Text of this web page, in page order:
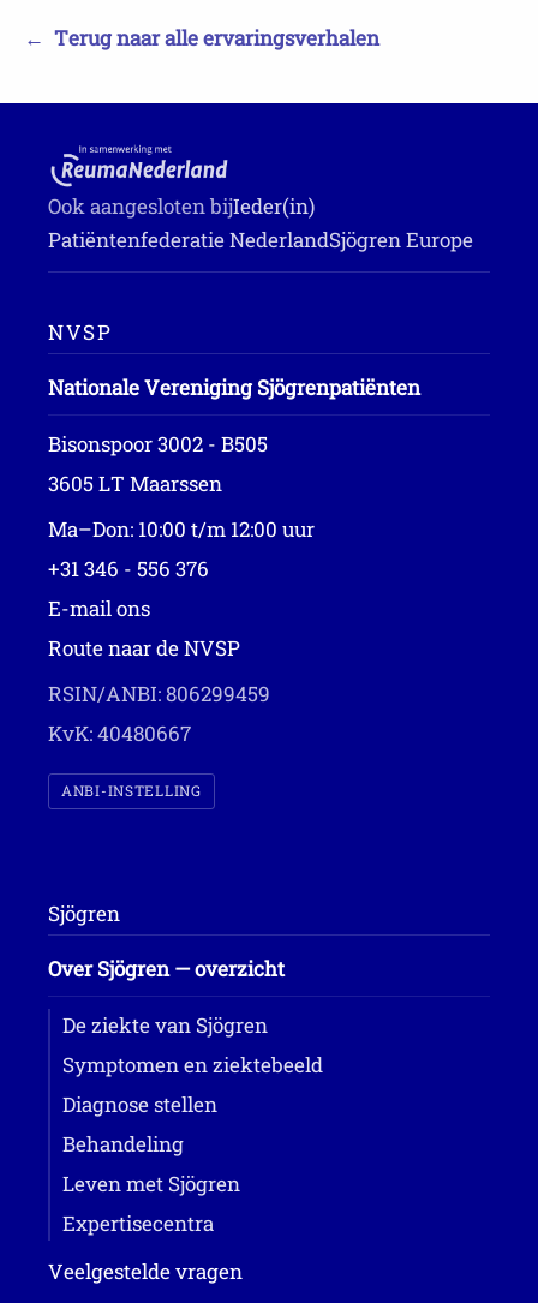
← Terug naar alle ervaringsverhalen
Ook aangesloten bijIeder(in)
Patiëntenfederatie NederlandSjögren Europe
NVSP
Nationale Vereniging Sjögrenpatiënten
Bisonspoor 3002 - B505
3605 LT Maarssen
Ma–Don: 10:00 t/m 12:00 uur
+31 346 - 556 376
E-mail ons
Route naar de NVSP
RSIN/ANBI: 806299459
KvK: 40480667
ANBI-INSTELLING
Sjögren
Over Sjögren — overzicht
De ziekte van Sjögren
Symptomen en ziektebeeld
Diagnose stellen
Behandeling
Leven met Sjögren
Expertisecentra
Veelgestelde vragen